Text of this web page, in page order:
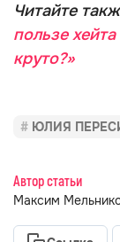
Читайте
пользе
круто?»
ЮЛИЯ
Автор статьи
Максим